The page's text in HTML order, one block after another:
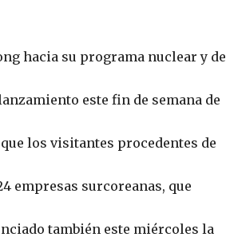
hacia su programa nuclear y de
este fin de semana de
los visitantes procedentes de
empresas surcoreanas, que
también este miércoles la